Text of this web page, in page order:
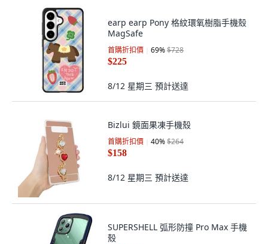
earp earp Pony 格紋環氧樹脂手機殼
MagSafe
首購折扣價 69%$728
$225
8/12 星期三 預計送達
Bizlui 鏡面果凍手機殼
首購折扣價 40%$264
$158
8/12 星期三 預計送達
SUPERSHELL 弧形防撞 Pro Max 手機
殼